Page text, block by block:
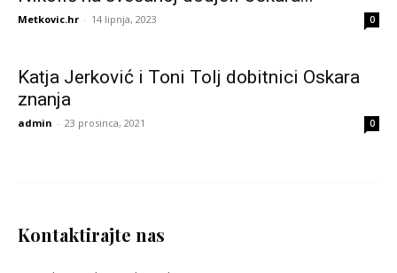
Metkovic.hr - 14 lipnja, 2023 0
Katja Jerković i Toni Tolj dobitnici Oskara
znanja
admin - 23 prosinca, 2021 0
Kontaktirajte nas